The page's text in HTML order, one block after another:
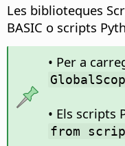
Les biblioteques
BASIC o scripts
• Per a
• Els scripts
from